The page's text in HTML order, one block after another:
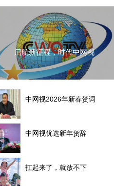
启航新征程，时代中网视
中网视2026年新春贺词
中网视优选新年贺辞
扛起来了，就放不下